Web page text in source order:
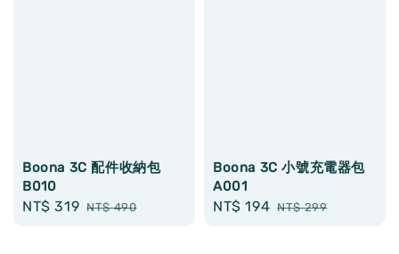
Boona 3C 配件收納包
B010
Sale
NT$ 319 Regular
NT$ 490
Boona 3C 小號充電器包
A001
Sale
NT$ 194 Regular
NT$ 299